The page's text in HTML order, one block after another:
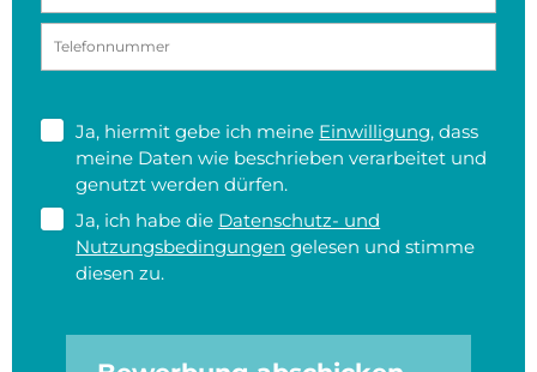
Ja, hiermit gebe ich meine Einwilligung, dass
meine Daten wie beschrieben verarbeitet und
genutzt werden dürfen.
Ja, ich habe die Datenschutz- und
Nutzungsbedingungen gelesen und stimme
diesen zu.